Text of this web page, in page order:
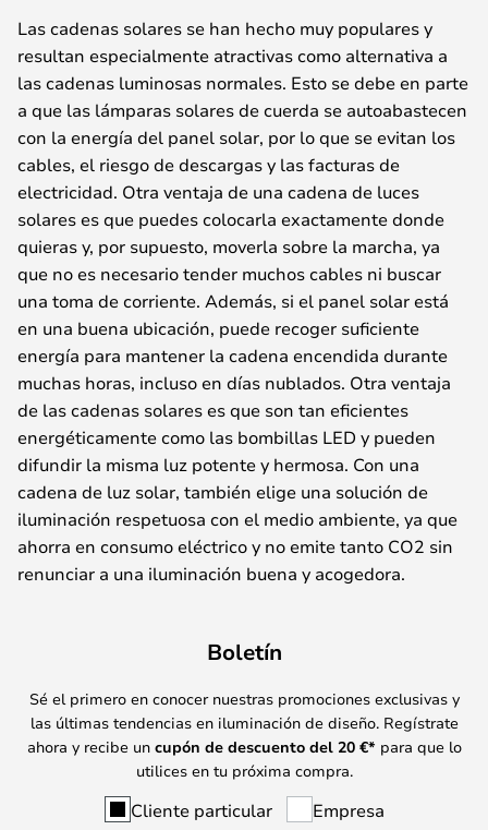
Las cadenas solares se han hecho muy populares y
resultan especialmente atractivas como alternativa a
las cadenas luminosas normales. Esto se debe en parte
a que las lámparas solares de cuerda se autoabastecen
con la energía del panel solar, por lo que se evitan los
cables, el riesgo de descargas y las facturas de
electricidad. Otra ventaja de una cadena de luces
solares es que puedes colocarla exactamente donde
quieras y, por supuesto, moverla sobre la marcha, ya
que no es necesario tender muchos cables ni buscar
una toma de corriente. Además, si el panel solar está
en una buena ubicación, puede recoger suficiente
energía para mantener la cadena encendida durante
muchas horas, incluso en días nublados. Otra ventaja
de las cadenas solares es que son tan eficientes
energéticamente como las bombillas LED y pueden
difundir la misma luz potente y hermosa. Con una
cadena de luz solar, también elige una solución de
iluminación respetuosa con el medio ambiente, ya que
ahorra en consumo eléctrico y no emite tanto CO2 sin
renunciar a una iluminación buena y acogedora.
Boletín
Sé el primero en conocer nuestras promociones exclusivas y
las últimas tendencias en iluminación de diseño. Regístrate
ahora y recibe un cupón de descuento del 20 €* para que lo
utilices en tu próxima compra.
Cliente particular Empresa